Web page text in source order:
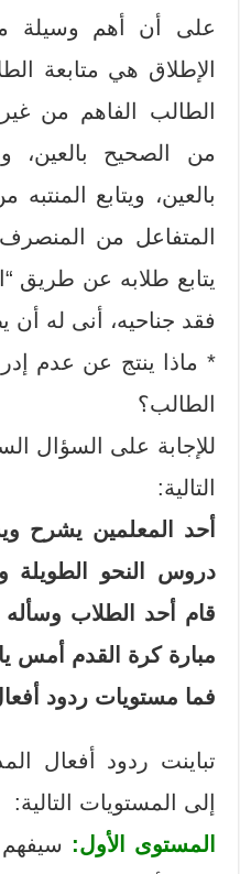
على أن أهم وسيلة
الإطلاق هي متابعة
الطالب الفاهم من
من الصحيح بالعين،
بالعين، ويتابع
المتفاعل من المنصرف
يتابع طلابه عن طريق
فقد جناحيه، أنى له أن
* ماذا ينتج عن عدم
الطالب؟
للإجابة على السؤال
التالية:
أحد المعلمين يشرح
دروس النحو الطويلة
قام أحد الطلاب
مبارة كرة القدم أمس
فما مستويات ردود
تباينت ردود أفعال
إلى المستويات التالية:
المستوى الأول: